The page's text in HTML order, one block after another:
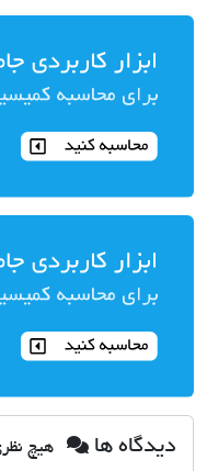
دیدگاه ها هیچ